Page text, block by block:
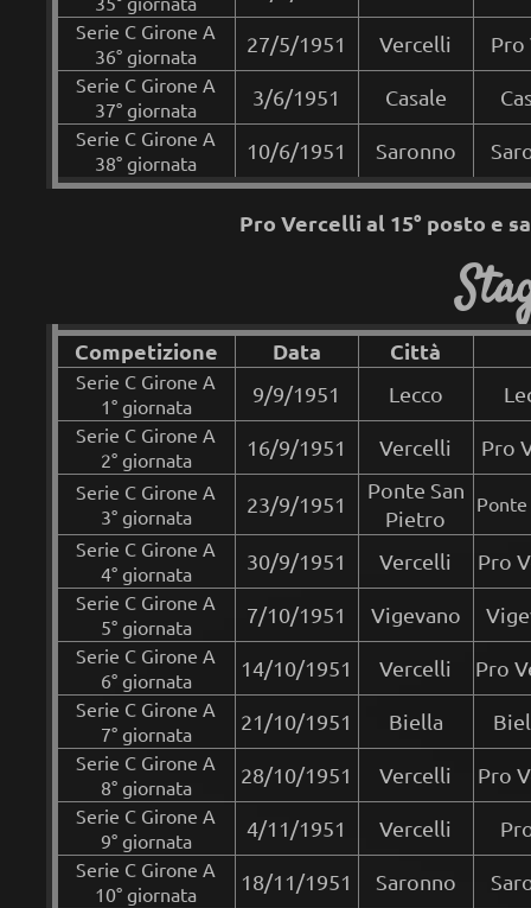
Serie C Girone A
36° giornata
27/5/1951 Vercelli Pro
Serie C Girone A
37° giornata
3/6/1951 Casale
Serie C Girone A
38° giornata
10/6/1951 Saronno
Pro Vercelli al 15° posto e
Competizione Data Città
Serie C Girone A
1° giornata
9/9/1951 Lecco
Serie C Girone A
2° giornata
16/9/1951 Vercelli Pro
Serie C Girone A
3° giornata
23/9/1951
Ponte San
Pietro
Serie C Girone A
4° giornata
30/9/1951 Vercelli Pro
Serie C Girone A
5° giornata
7/10/1951 Vigevano
Serie C Girone A
6° giornata
14/10/1951 Vercelli Pro
Serie C Girone A
7° giornata
21/10/1951 Biella
Serie C Girone A
8° giornata
28/10/1951 Vercelli Pro
Serie C Girone A
9° giornata
4/11/1951 Vercelli
Serie C Girone A
10° giornata
18/11/1951 Saronno